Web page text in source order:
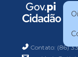
Contato: (86)